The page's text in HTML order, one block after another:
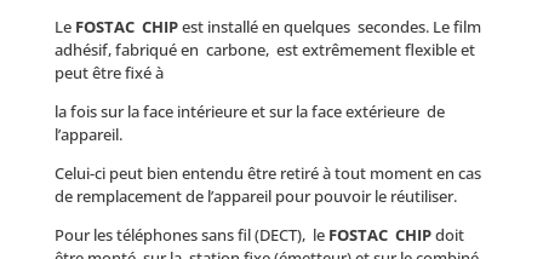
Le FOSTAC CHIPest installé en quelques secondes. Le film
adhésif, fabriqué en carbone, est extrêmement flexible et
peut être fixé à
la fois sur la face intérieure et sur la face extérieure de
l’appareil.
Celui-ci peut bien entendu être retiré à tout moment en cas
de remplacement de l’appareil pour pouvoir le réutiliser.
Pour les téléphones sans fil (DECT), le FOSTAC CHIPdoit